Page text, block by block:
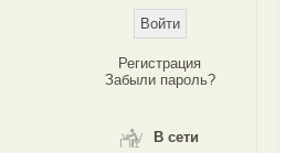
Регистрация
Забыли пароль?
В сети